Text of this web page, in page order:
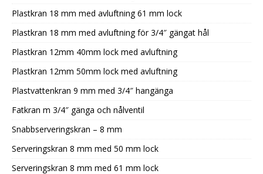
Plastkran 18 mm med avluftning 61 mm lock
Plastkran 18 mm med avluftning för 3/4″ gängat hål
Plastkran 12mm 40mm lock med avluftning
Plastkran 12mm 50mm lock med avluftning
Plastvattenkran 9 mm med 3/4″ hangänga
Fatkran m 3/4″ gänga och nålventil
Snabbserveringskran – 8 mm
Serveringskran 8 mm med 50 mm lock
Serveringskran 8 mm med 61 mm lock